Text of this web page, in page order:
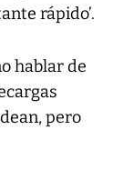
rápido’.
hablar de
pero